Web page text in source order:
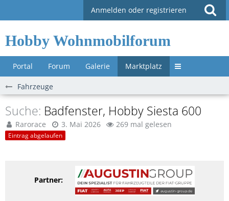
Anmelden oder registrieren
Hobby Wohnmobilforum
Portal Forum Galerie Marktplatz Untermenü »
Fahrzeuge
Suche Badfenster, Hobby Siesta 600
Rarorace 3. Mai 2026 269 mal gelesen
Eintrag abgelaufen
Partner: